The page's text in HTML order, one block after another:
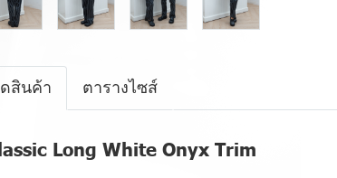
สินค้า ตารางไซส์
Long White Onyx Trim